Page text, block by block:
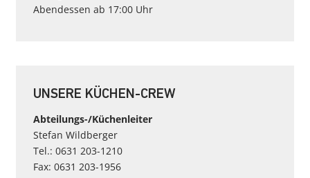
Abendessen ab 17:00 Uhr
UNSERE KÜCHEN-CREW
Abteilungs-/Küchenleiter
Stefan Wildberger
Tel.: 0631 203-1210
Fax: 0631 203-1956